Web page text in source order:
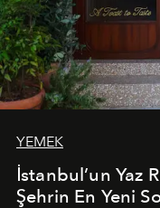
YEMEK
İstanbul’un Yaz
Şehrin En Yeni